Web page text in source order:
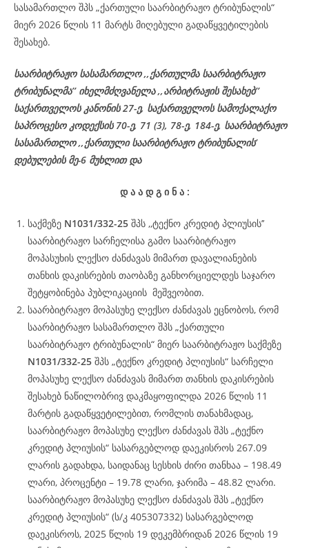
სასამართლო შპს „ქართული საარბიტრაჟო ტრიბუნალის“
მიერ 2026 წლის 11 მარტს მიღებული გადაწყვეტილების
შესახებ.
საარბიტრაჟო სასამართლო ,,ქართულმა საარბიტრაჟო
ტრიბუნალმა’’ იხელმძღვანელა ,,არბიტრაჟის შესახებ’’
საქართველოს კანონის 27-ე, საქართველოს სამოქალაქო
საპროცესო კოდექსის 70-ე, 71 (3), 78-ე, 184-ე, საარბიტრაჟო
სასამართლო ,,ქართული საარბიტრაჟო ტრიბუნალის’
დებულების მე-6 მუხლით და
დ ა ა დ გ ი ნ ა :
საქმეზე N1031/332-25 შპს ,,ტექნო კრედიტ პლიუსის’’
საარბიტრაჟო სარჩელისა გამო საარბიტრაჟო
მოპასუხის ლექსო ძანძავას მიმართ დავალიანების
თანხის დაკისრების თაობაზე განხორციელდეს საჯარო
შეტყობინება პუბლიკაციის მეშვეობით.
საარბიტრაჟო მოპასუხე ლექსო ძანძავას ეცნობოს, რომ
საარბიტრაჟო სასამართლო შპს „ქართული
საარბიტრაჟო ტრიბუნალის“ მიერ საარბიტრაჟო საქმეზე
N1031/332-25 შპს „ტექნო კრედიტ პლიუსის“ სარჩელი
მოპასუხე ლექსო ძანძავას მიმართ თანხის დაკისრების
შესახებ ნაწილობრივ დაკმაყოფილდა 2026 წლის 11
მარტის გადაწყვეტილებით, რომლის თანახმადაც,
საარბიტრაჟო მოპასუხე ლექსო ძანძავას შპს „ტექნო
კრედიტ პლიუსის“ სასარგებლოდ დაეკისროს 267.09
ლარის გადახდა, საიდანაც სესხის ძირი თანხაა – 198.49
ლარი, პროცენტი – 19.78 ლარი, ჯარიმა – 48.82 ლარი.
საარბიტრაჟო მოპასუხე ლექსო ძანძავას შპს „ტექნო
კრედიტ პლიუსის“ (ს/კ 405307332) სასარგებლოდ
დაეკისროს, 2025 წლის 19 დეკემბრიდან 2026 წლის 19